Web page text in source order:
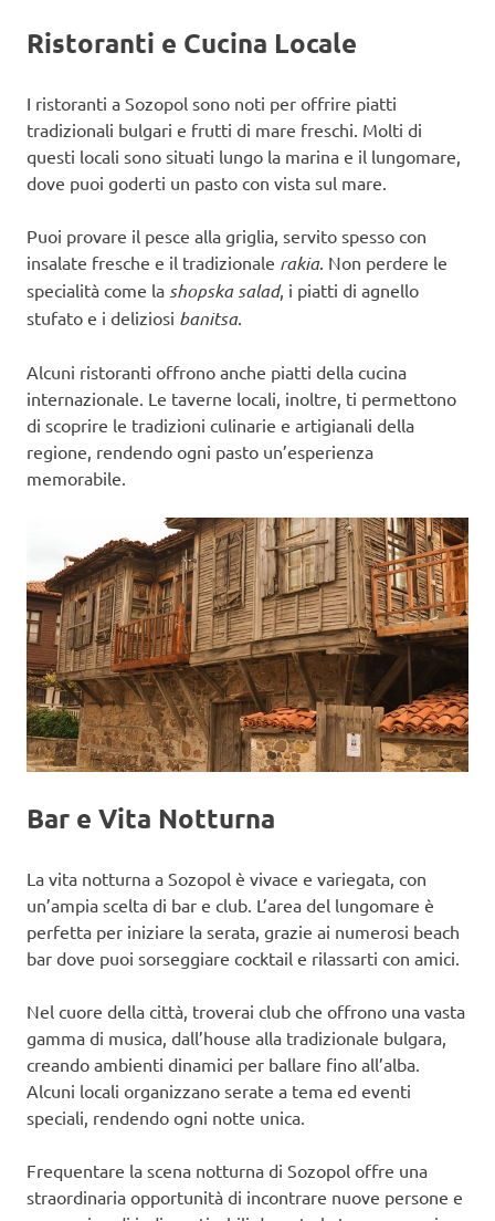
Ristoranti e Cucina Locale
I ristoranti a Sozopol sono noti per offrire piatti
tradizionali bulgari e frutti di mare freschi. Molti di
questi locali sono situati lungo la marina e il lungomare,
dove puoi goderti un pasto con vista sul mare.
Puoi provare il pesce alla griglia, servito spesso con
insalate fresche e il tradizionale rakia. Non perdere le
specialità come la shopska salad, i piatti di agnello
stufato e i deliziosi banitsa.
Alcuni ristoranti offrono anche piatti della cucina
internazionale. Le taverne locali, inoltre, ti permettono
di scoprire le tradizioni culinarie e artigianali della
regione, rendendo ogni pasto un’esperienza
memorabile.
Bar e Vita Notturna
La vita notturna a Sozopol è vivace e variegata, con
un’ampia scelta di bar e club. L’area del lungomare è
perfetta per iniziare la serata, grazie ai numerosi beach
bar dove puoi sorseggiare cocktail e rilassarti con amici.
Nel cuore della città, troverai club che offrono una vasta
gamma di musica, dall’house alla tradizionale bulgara,
creando ambienti dinamici per ballare fino all’alba.
Alcuni locali organizzano serate a tema ed eventi
speciali, rendendo ogni notte unica.
Frequentare la scena notturna di Sozopol offre una
straordinaria opportunità di incontrare nuove persone e